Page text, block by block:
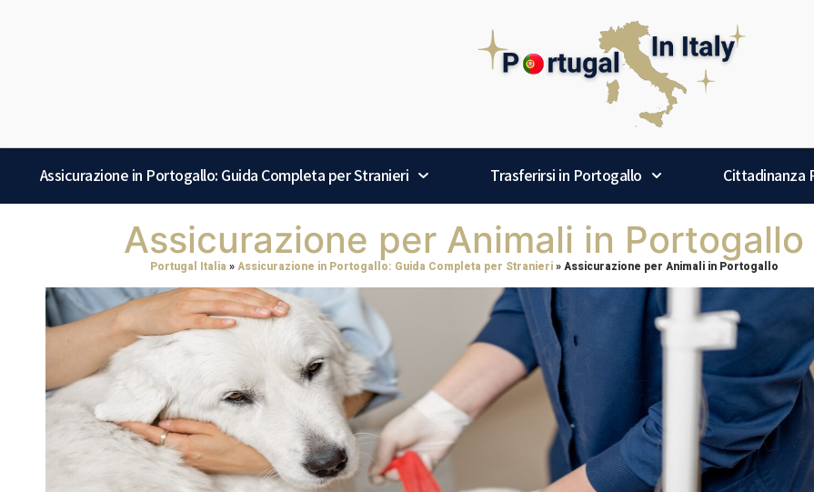
Assicurazione in Portogallo: Guida Completa per Stranieri Trasferirsi in Portogallo Cittadinanza
Assicurazione per Animali in Portogallo
Portugal Italia »Assicurazione in Portogallo: Guida Completa per Stranieri»Assicurazione per Animali in Portogallo